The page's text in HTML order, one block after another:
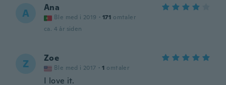
A Ana
Ble med i 2019 · 171 omtaler
ca. 4 år siden
Z Zoe
Ble med i 2017 · 1 omtaler
I love it.